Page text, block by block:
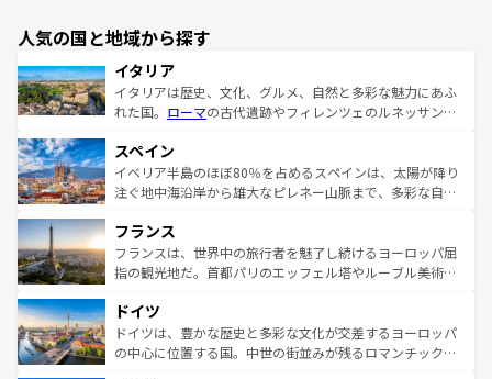
人気の国と地域から探す
イタリア
イタリアは歴史、文化、グルメ、自然と多彩な魅力にあふ
れた国。 ローマの古代遺跡やフィレンツェのルネッサンス
ろん、トスカーナの美しい田園風景やアマルフィ海岸の絶
景など、自然景観も見逃せない。観光の合間には、本場の
ピザやパスタなど、絶品のイタリア料理を堪能することも
ませてくれるイタリアで、忘れられない旅をしてみよう！
なお、新着のイタリア情報はコンテンツ一覧 を参照してほ
しい。
スペイン
イベリア半島のほぼ80％を占めるスペインは、太陽が降り
注ぐ地中海沿岸から雄大なピレネー山脈まで、多彩な自然
文化が根付くこの国では、情熱的なフラメンコ、熱気あふ
れる闘牛、そして美味しいタパスが生活の一部となってい
る。首都マドリードの洗練された雰囲気や、バルセロナの
の城塞都市、穏やかなビーチリゾートまで多彩な表情を見
せる。地方によって風土や気候が異なるスペインはその個
性で訪れる人を魅了する。 なお、新着のスペイン情報はコ
フランス
フランスは、世界中の旅行者を魅了し続けるヨーロッパ屈
指の観光地だ。首都パリのエッフェル塔やルーブル美術館
で、幅広い魅力が詰まっている。華麗な宮殿、歴史的な大
聖堂、美しいビーチ、そして豊かな自然が、訪れる者を心
から魅了する。また、フランスは美食の国としても知ら
ドイツ
ドイツは、豊かな歴史と多彩な文化が交差するヨーロッパ
の中心に位置する国。中世の街並みが残るロマンチック街